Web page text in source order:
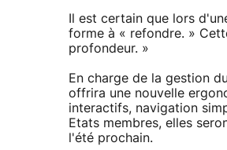
Il est certain que lors
forme à « refondre. »
profondeur. »
En charge de la gestion
offrira une nouvelle
interactifs, navigation
Etats membres, elles
l'été prochain.